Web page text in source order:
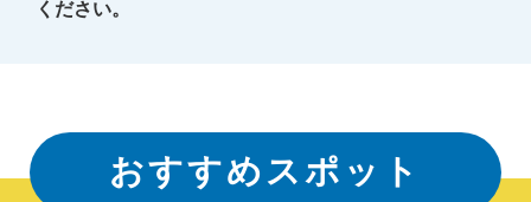
ください。
おすすめスポット